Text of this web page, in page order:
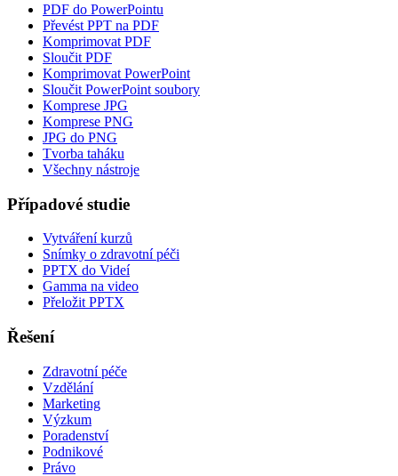
PDF do PowerPointu
Převést PPT na PDF
Komprimovat PDF
Sloučit PDF
Komprimovat PowerPoint
Sloučit PowerPoint soubory
Komprese JPG
Komprese PNG
JPG do PNG
Tvorba taháku
Všechny nástroje
Případové studie
Vytváření kurzů
Snímky o zdravotní péči
PPTX do Videí
Gamma na video
Přeložit PPTX
Řešení
Zdravotní péče
Vzdělání
Marketing
Výzkum
Poradenství
Podnikové
Právo